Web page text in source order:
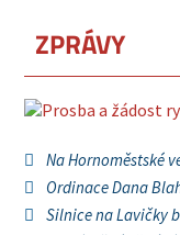
ZPRÁVY
Na Hornoměstské
Ordinace Dana
Silnice na Lavičky